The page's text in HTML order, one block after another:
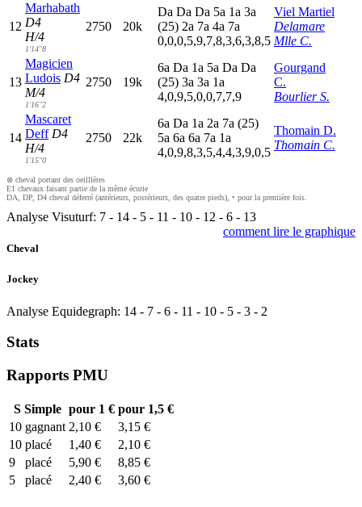
12
Marhabath
D4
H/4
1'14"8
2750 20k
Da Da Da 5a 1a 3a
(25) 2a 7a 4a 7a
0,0,0,5,9,7,8,3,6,3,8,5
Viel Martiel
Delamare
Mlle C.
13
Magicien
Ludois D4
M/4
1'16"2
2750 19k
6a Da 1a 5a Da Da
(25) 3a 3a 1a
4,0,9,5,0,0,7,7,9
Gourgand
C.
Bourlier S.
14
Mascaret
Deff D4
H/4
1'15"0
2750 22k
6a Da 1a 2a 7a (25)
5a 6a 6a 7a 1a
4,0,9,8,3,5,4,4,3,9,0,5
Thomain D.
Thomain C.
⊗ cheval portant des oeilllères
E1 chevaux faisant partie de la même écurie
DA, DP, D4 cheval déferré (antérieurs, postérieurs, des quatre pieds), • pour la première fois.
Analyse Visuturf: 7 - 14 - 5 - 11 - 10 - 12 - 6 - 13
comment lire le graphique
Cheval
Jockey
Analyse Equidegraph: 14 - 7 - 6 - 11 - 10 - 5 - 3 - 2
Stats
Rapports PMU
SSimple pour 1 € pour 1,5 €
10 gagnant 2,10 €
3,15 €
10 placé 1,40 €
2,10 €
9
placé 5,90 €
8,85 €
5
placé 2,40 € 3,60 €